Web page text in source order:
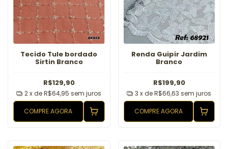
Tecido Tule bordado
Sirtin Branco
R$129,90
2x deR$64,95 sem juros
COMPRE AGORA
Renda Guipir Jardim
Branco
R$199,90
3 x deR$66,63 sem juros
COMPRE AGORA